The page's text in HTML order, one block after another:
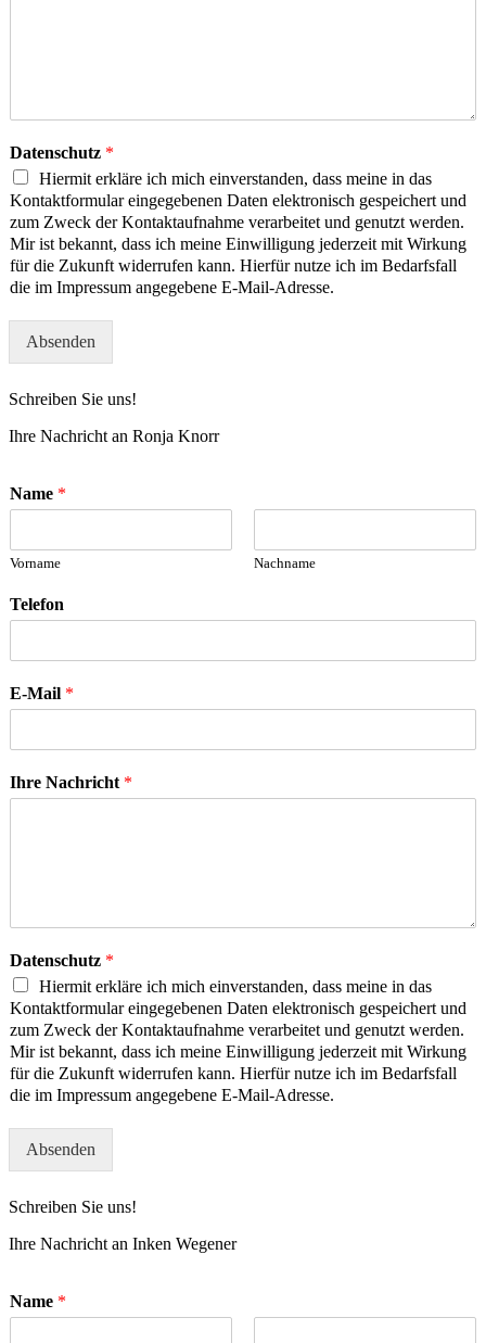
Datenschutz *
Hiermit erkläre ich mich einverstanden, dass meine in das
Kontaktformular eingegebenen Daten elektronisch gespeichert und
zum Zweck der Kontaktaufnahme verarbeitet und genutzt werden.
Mir ist bekannt, dass ich meine Einwilligung jederzeit mit Wirkung
für die Zukunft widerrufen kann. Hierfür nutze ich im Bedarfsfall
die im Impressum angegebene E-Mail-Adresse.
Absenden
Schreiben Sie uns!
Ihre Nachricht an Ronja Knorr
Name *
Vorname Nachname
Telefon
E-Mail *
Ihre Nachricht *
Datenschutz *
Hiermit erkläre ich mich einverstanden, dass meine in das
Kontaktformular eingegebenen Daten elektronisch gespeichert und
zum Zweck der Kontaktaufnahme verarbeitet und genutzt werden.
Mir ist bekannt, dass ich meine Einwilligung jederzeit mit Wirkung
für die Zukunft widerrufen kann. Hierfür nutze ich im Bedarfsfall
die im Impressum angegebene E-Mail-Adresse.
Absenden
Schreiben Sie uns!
Ihre Nachricht an Inken Wegener
Name *